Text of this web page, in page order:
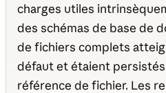
charges utiles
des schémas de base de
de fichiers complets
défaut et étaient
référence de fichier. Les